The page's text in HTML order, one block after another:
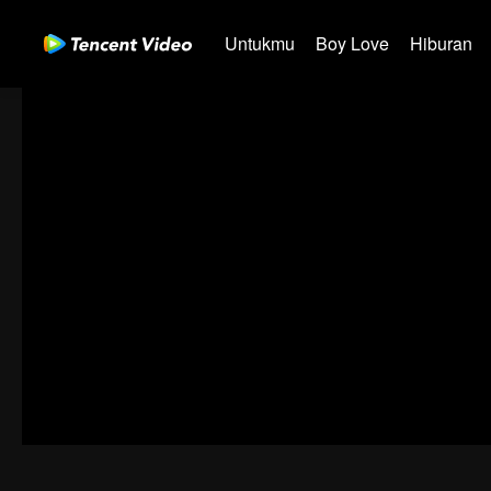
Untukmu Boy Love Hiburan